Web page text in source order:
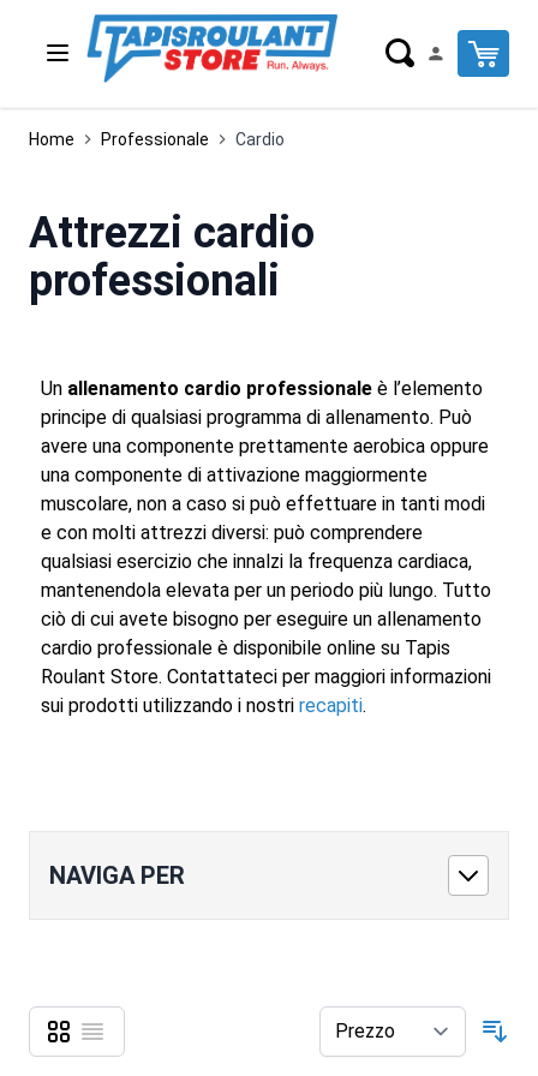
Salta al contenuto
Cart
Home Professionale Cardio
Attrezzi cardio
professionali
Un allenamento cardio professionale è l’elemento
principe di qualsiasi programma di allenamento. Può
avere una componente prettamente aerobica oppure
una componente di attivazione maggiormente
muscolare, non a caso si può effettuare in tanti modi
e con molti attrezzi diversi: può comprendere
qualsiasi esercizio che innalzi la frequenza cardiaca,
mantenendola elevata per un periodo più lungo. Tutto
ciò di cui avete bisogno per eseguire un allenamento
cardio professionale è disponibile online su Tapis
Roulant Store. Contattateci per maggiori informazioni
sui prodotti utilizzando i nostri recapiti.
NAVIGA PER
Mostra come
Griglia
Lista